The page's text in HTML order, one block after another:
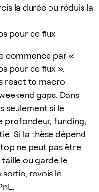
la durée ou réduis la
pour ce flux
commence par «
pour ce flux ».
react to macro
gaps. Dans
seulement si le
profondeur, funding,
Si la thèse dépend
ne peut pas être
taille ou garde le
revois le